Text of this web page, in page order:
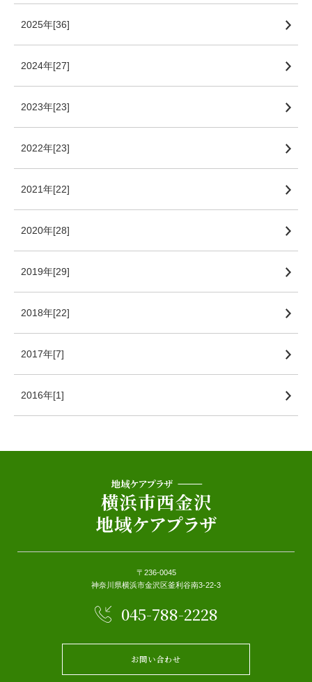
2025年[36]
2024年[27]
2023年[23]
2022年[23]
2021年[22]
2020年[28]
2019年[29]
2018年[22]
2017年[7]
2016年[1]
〒236-0045
神奈川県横浜市金沢区釜利谷南3-22-3
045-788-2228
お問い合わせ